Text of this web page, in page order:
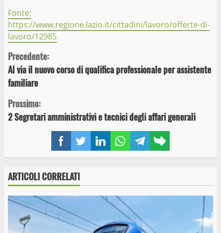
FacebookTwitterLinkedInWhatsAppTelegram
link
Fonte:
https://www.regione.lazio.it/cittadini/lavoro/offerte-di-
lavoro/12985
Continue
Reading
Precedente:
Al via il nuovo corso di qualifica professionale per assistente
familiare
Prossimo:
2 Segretari amministrativi e tecnici degli affari generali
ARTICOLI CORRELATI